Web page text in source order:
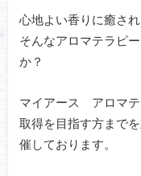
心地よい香りに癒さ
そんなアロマテラピ
か？
マイアース アロマテ
取得を目指す方まで
催しております。